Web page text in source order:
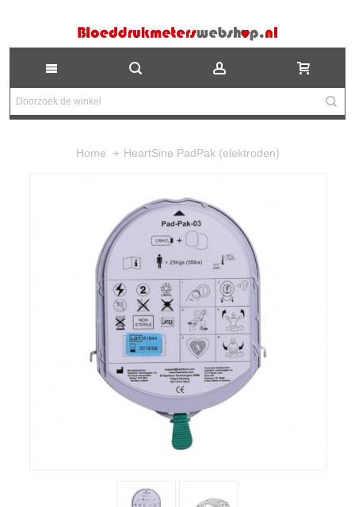
Home HeartSine PadPak (elektroden)